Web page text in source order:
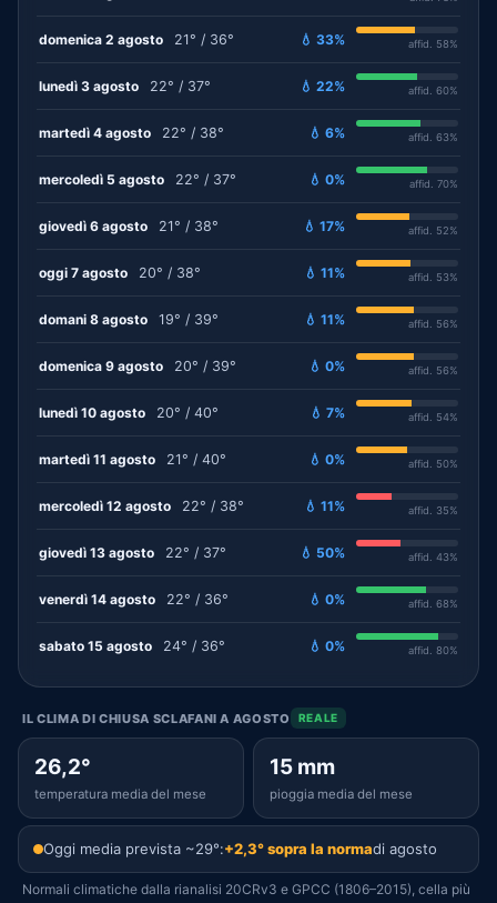
domenica 2 agosto 21° / 36° 💧 33% affid. 58%
lunedì 3 agosto 22° / 37° 💧 22% affid. 60%
martedì 4 agosto 22° / 38° 💧 6% affid. 63%
mercoledì 5 agosto 22° / 37° 💧 0% affid. 70%
giovedì 6 agosto 21° / 38° 💧 17% affid. 52%
oggi 7 agosto 20° / 38° 💧 11% affid. 53%
domani 8 agosto 19° / 39° 💧 11% affid. 56%
domenica 9 agosto 20° / 39° 💧 0% affid. 56%
lunedì 10 agosto 20° / 40° 💧 7% affid. 54%
martedì 11 agosto 21° / 40° 💧 0% affid. 50%
mercoledì 12 agosto 22° / 38° 💧 11% affid. 35%
giovedì 13 agosto 22° / 37° 💧 50% affid. 43%
venerdì 14 agosto 22° / 36° 💧 0% affid. 68%
sabato 15 agosto 24° / 36° 💧 0% affid. 80%
IL CLIMA DI CHIUSA SCLAFANI A AGOSTO REALE
26,2°
temperatura media del mese
15 mm
pioggia media del mese
Oggi media prevista ~29°:+2,3° sopra la normadi agosto
Normali climatiche dalla rianalisi 20CRv3 e GPCC (1806–2015), cella più